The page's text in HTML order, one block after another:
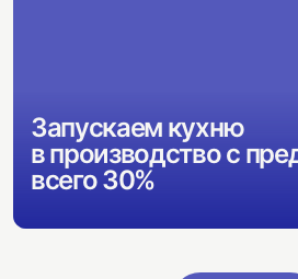
Запускаем кухню
в производство с
всего 30%